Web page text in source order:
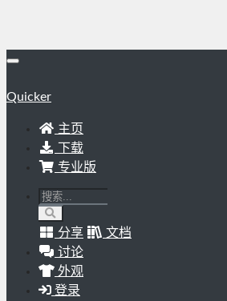
Quicker
主页
下载
专业版
分享
文档
讨论
外观
登录